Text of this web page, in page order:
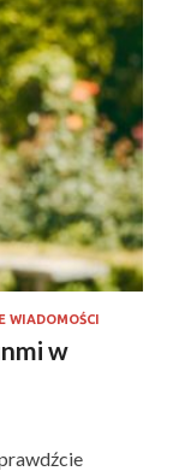
WIADOMOŚCI
w